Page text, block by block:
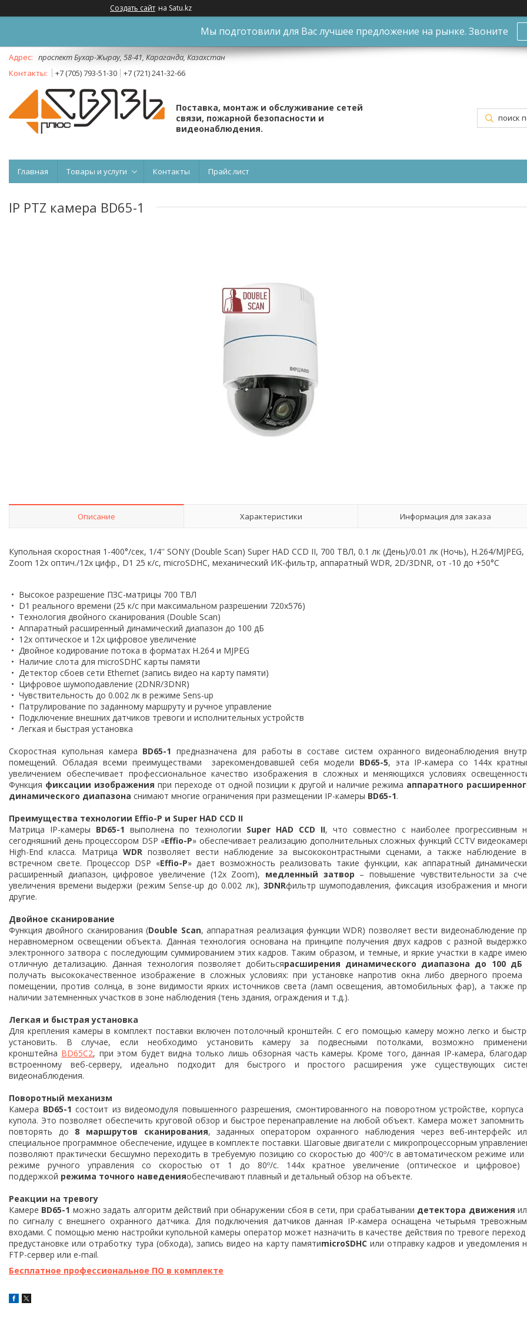
Создать сайт на Satu.kz
Мы подготовили для Вас лучшее предложение на рынке. Звоните
проспект Бухар-Жырау, 58-41, Караганда, Казахстан
+7 (705) 793-51-30
+7 (721) 241-32-66
Поставка, монтаж и обслуживание сетей
связи, пожарной безопасности и
видеонаблюдения.
Главная Товары и услуги Контакты Прайс лист
IP PTZ камера BD65-1
Описание Характеристики Информация для заказа
Купольная скоростная 1-400°/сек, 1/4'' SONY (Double Scan) Super HAD CCD II, 700 ТВЛ, 0.1 лк (День)/0.01 лк (Ночь), Н.264/MJPEG,
Zoom 12х оптич./12х цифр., D1 25 к/с, microSDHC, механический ИК-фильтр, аппаратный WDR, 2D/3DNR, от -10 до +50°С
• Высокое разрешение ПЗС-матрицы 700 ТВЛ
• D1 реального времени (25 к/с при максимальном разрешении 720x576)
• Технология двойного сканирования (Double Scan)
• Аппаратный расширенный динамический диапазон до 100 дБ
• 12х оптическое и 12х цифровое увеличение
• Двойное кодирование потока в форматах Н.264 и MJPEG
• Наличие слота для microSDHC карты памяти
• Детектор сбоев сети Ethernet (запись видео на карту памяти)
• Цифровое шумоподавление (2DNR/3DNR)
• Чувствительность до 0.002 лк в режиме Sens-up
• Патрулирование по заданному маршруту и ручное управление
• Подключение внешних датчиков тревоги и исполнительных устройств
• Легкая и быстрая установка
Скоростная купольная камера BD65-1 предназначена для работы в составе систем охранного видеонаблюдения
помещений. Обладая всеми преимуществами зарекомендовавшей себя модели BD65-5, эта IP-камера со 144х
увеличением обеспечивает профессиональное качество изображения в сложных и меняющихся условиях
Функция фиксации изображения при переходе от одной позиции к другой и наличие режима аппаратного
динамического диапазона снимают многие ограничения при размещении IP-камеры BD65-1.
Преимущества технологии Effio-P и Super HAD CCD II
Матрица IP-камеры BD65-1 выполнена по технологии Super HAD CCD II, что совместно с наиболее прогрессивным
сегодняшний день процессором DSP «Effio-P» обеспечивает реализацию дополнительных сложных функций CCTV
High-End класса. Матрица WDR позволяет вести наблюдение за высококонтрастными сценами, а также наблюдение
встречном свете. Процессор DSP «Effio-P» дает возможность реализовать такие функции, как аппаратный
расширенный диапазон, цифровое увеличение (12х Zoom), медленный затвор – повышение чувствительности за
увеличения времени выдержи (режим Sense-up до 0.002 лк), 3DNRфильтр шумоподавления, фиксация изображения и
другие.
Двойное сканирование
Функция двойного сканирования (Double Scan, аппаратная реализация функции WDR) позволяет вести видеонаблюдение
неравномерном освещении объекта. Данная технология основана на принципе получения двух кадров с разной
электронного затвора с последующим суммированием этих кадров. Таким образом, и темные, и яркие участки в кадре
отличную детализацию. Данная технология позволяет добитьсярасширения динамического диапазона до 100 дБ
получать высококачественное изображение в сложных условиях: при установке напротив окна либо дверного проема
помещении, против солнца, в зоне видимости ярких источников света (ламп освещения, автомобильных фар), а также
наличии затемненных участков в зоне наблюдения (тень здания, ограждения и т.д.).
Легкая и быстрая установка
Для крепления камеры в комплект поставки включен потолочный кронштейн. С его помощью камеру можно легко и
установить. В случае, если необходимо установить камеру за подвесными потолками, возможно
кронштейна BD65С2, при этом будет видна только лишь обзорная часть камеры. Кроме того, данная IP-камера,
встроенному веб-серверу, идеально подходит для быстрого и простого расширения уже существующих
видеонаблюдения.
Поворотный механизм
Камера BD65-1 состоит из видеомодуля повышенного разрешения, смонтированного на поворотном устройстве, корпуса
купола. Это позволяет обеспечить круговой обзор и быстрое перенаправление на любой объект. Камера может запомнить
повторять до 8 маршрутов сканирования, заданных оператором охранного наблюдения через веб-интерфейс
специальное программное обеспечение, идущее в комплекте поставки. Шаговые двигатели с микропроцессорным
позволяют практически бесшумно переходить в требуемую позицию со скоростью до 400º/с в автоматическом режиме или
режиме ручного управления со скоростью от 1 до 80º/с. 144х кратное увеличение (оптическое и цифровое)
поддержкой режима точного наведенияобеспечивают плавный и детальный обзор на объекте.
Реакции на тревогу
Камере BD65-1 можно задать алгоритм действий при обнаружении сбоя в сети, при срабатывании детектора движения
по сигналу с внешнего охранного датчика. Для подключения датчиков данная IP-камера оснащена четырьмя
входами. С помощью меню настройки купольной камеры оператор может назначить в качестве действия по тревоге переход
предустановке или отработку тура (обхода), запись видео на карту памятиmicroSDHCили отправку кадров и уведомления
FTP-сервер или e-mail.
Бесплатное профессиональное ПО в комплекте